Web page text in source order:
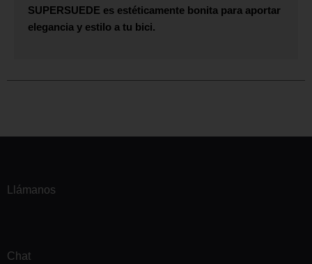
SUPERSUEDE es estéticamente bonita para aportar
elegancia y estilo a tu bici.
Llámanos
Chat